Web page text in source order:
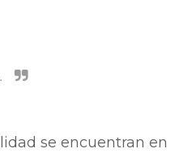
se encuentran en